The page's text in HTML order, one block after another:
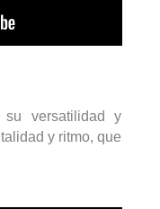
su versatilidad y
y ritmo, que